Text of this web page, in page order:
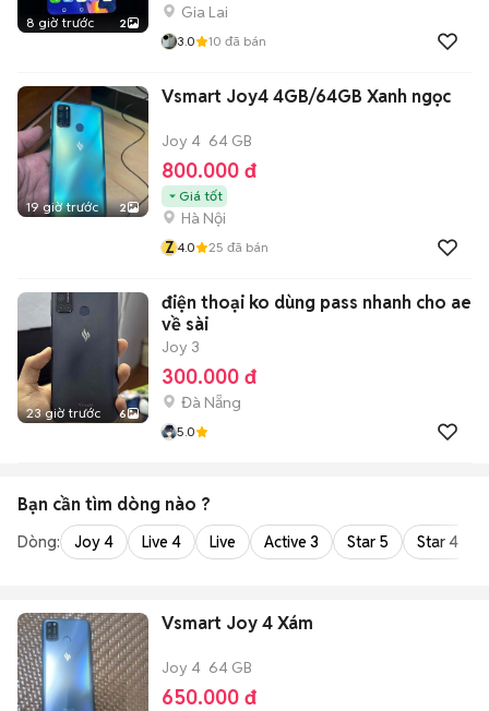
8 giờ trước 2
Gia Lai
3.0 10 đã bán
19 giờ trước 2
Vsmart Joy4 4GB/64GB Xanh ngọc
Joy 4 64 GB
800.000 đ
Giá tốt
Hà Nội
Z4.0 25 đã bán
23 giờ trước 6
điện thoại ko dùng pass nhanh cho ae
về sài
Joy 3
300.000 đ
Đà Nẵng
5.0
Bạn cần tìm dòng nào ?
Dòng: Joy 4 Live 4 Live Active 3 Star 5 Star 4
Vsmart Joy 4 Xám
Joy 4 64 GB
650.000 đ